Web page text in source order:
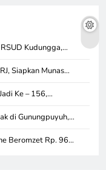
Kudungga,…
Siapkan Munas…
Ke – 156,…
di Gunungpuyuh,…
Beromzet Rp. 96…